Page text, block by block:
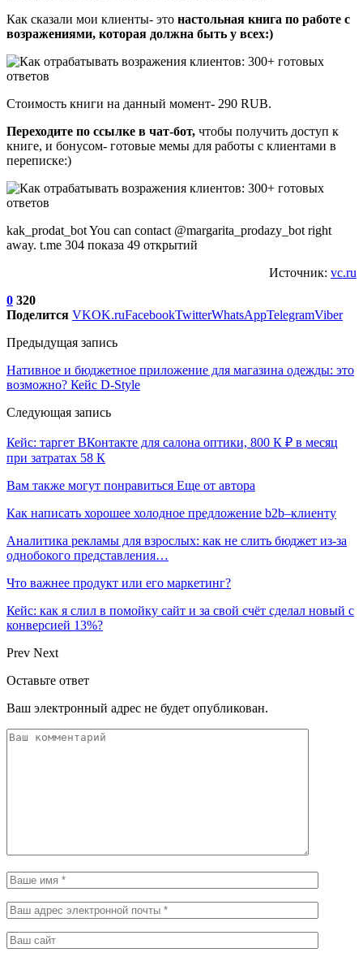
Как сказали мои клиенты- это настольная книга по работе с
возражениями, которая должна быть у всех:)
Стоимость книги на данный момент- 290 RUB.
Переходите по ссылке в чат-бот, чтобы получить доступ к
книге, и бонусом- готовые мемы для работы с клиентами в
переписке:)
kak_prodat_bot You can contact @margarita_prodazy_bot right
away. t.me 304 показа 49 открытий
Источник: vc.ru
0 320
Поделится VKOK.ruFacebookTwitterWhatsAppTelegramViber
Предыдущая запись
Нативное и бюджетное приложение для магазина одежды: это
возможно? Кейс D-Style
Следующая запись
Кейс: таргет ВКонтакте для салона оптики, 800 К ₽ в месяц
при затратах 58 К
Вам также могут понравиться Еще от автора
Как написать хорошее холодное предложение b2b–клиенту
Аналитика рекламы для взрослых: как не слить бюджет из-за
однобокого представления…
Что важнее продукт или его маркетинг?
Кейс: как я слил в помойку сайт и за свой счёт сделал новый с
конверсией 13%?
Prev Next
Оставьте ответ
Ваш электронный адрес не будет опубликован.